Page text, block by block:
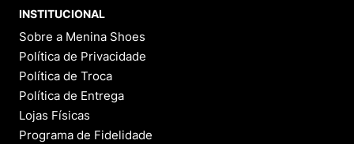
INSTITUCIONAL
Sobre a Menina Shoes
Política de Privacidade
Política de Troca
Política de Entrega
Lojas Físicas
Programa de Fidelidade